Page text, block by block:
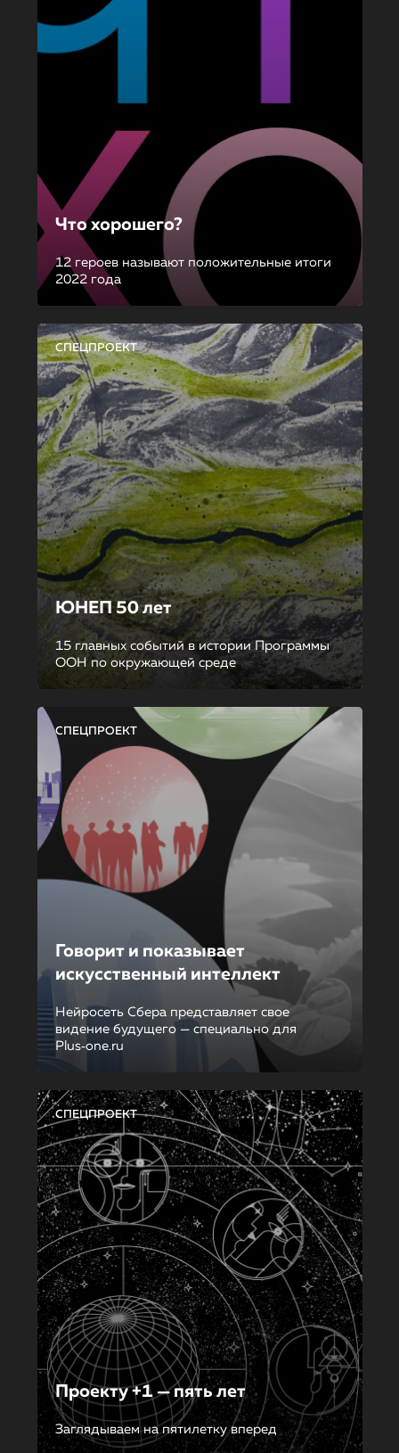
Что хорошего?
12 героев называют положительные итоги
2022 года
СПЕЦПРОЕКТ
ЮНЕП 50 лет
15 главных событий в истории Программы
ООН по окружающей среде
СПЕЦПРОЕКТ
Говорит и показывает
искусственный интеллект
Нейросеть Сбера представляет свое
видение будущего — специально для
Plus‑one.ru
СПЕЦПРОЕКТ
Проекту +1 — пять лет
Заглядываем на пятилетку вперед